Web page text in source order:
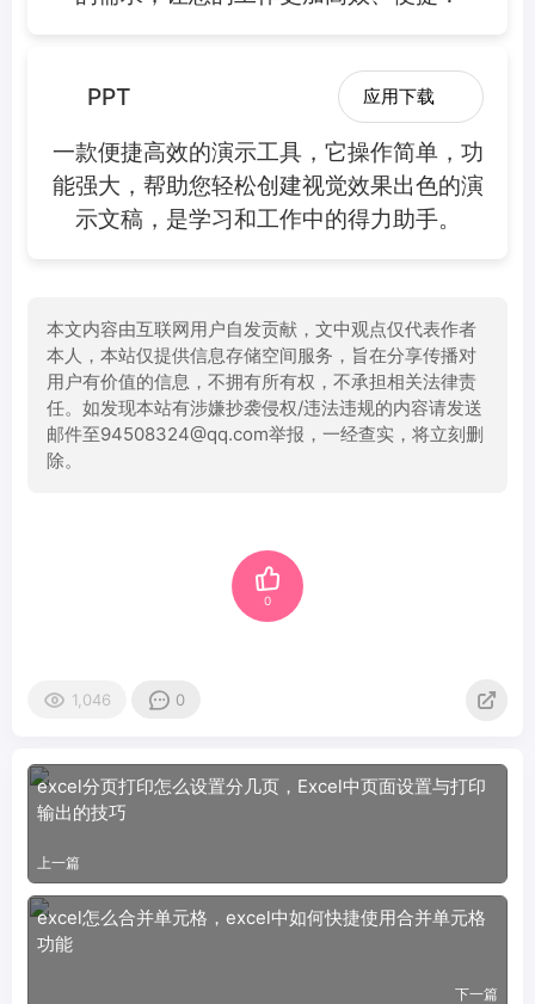
PPT 应用下载
一款便捷高效的演示工具，它操作简单，功
能强大，帮助您轻松创建视觉效果出色的演
示文稿，是学习和工作中的得力助手。
本文内容由互联网用户自发贡献，文中观点仅代表作者
本人，本站仅提供信息存储空间服务，旨在分享传播对
用户有价值的信息，不拥有所有权，不承担相关法律责
任。如发现本站有涉嫌抄袭侵权/违法违规的内容请发送
邮件至94508324@qq.com举报，一经查实，将立刻删
除。
0
1,046 0
excel分页打印怎么设置分几页，Excel中页面设置与打印
输出的技巧
上一篇
excel怎么合并单元格，excel中如何快捷使用合并单元格
功能
下一篇